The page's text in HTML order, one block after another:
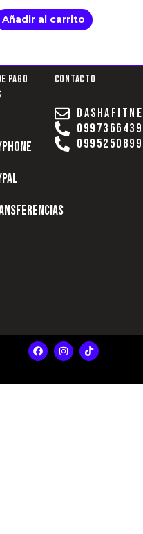
Añadir al carrito
pago
Contacto
0997366439
0995250899
F
a
c
b
I
n
s
a
T
i
k
o